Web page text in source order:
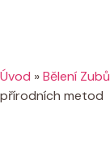
Úvod »Bělení Zubů
přírodních metod